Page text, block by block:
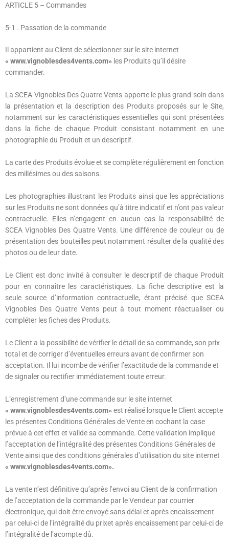
ARTICLE 5 – Commandes
5-1 . Passation de la commande
Il appartient au Client de sélectionner sur le site internet
« www.vignoblesdes4vents.com» les Produits qu’il désire
commander.
La SCEA Vignobles Des Quatre Vents apporte le plus grand soin dans
la présentation et la description des Produits proposés sur le Site,
notamment sur les caractéristiques essentielles qui sont présentées
dans la fiche de chaque Produit consistant notamment en une
photographie du Produit et un descriptif.
La carte des Produits évolue et se complète régulièrement en fonction
des millésimes ou des saisons.
Les photographies illustrant les Produits ainsi que les appréciations
sur les Produits ne sont données qu’à titre indicatif et n’ont pas valeur
contractuelle. Elles n’engagent en aucun cas la responsabilité de
SCEA Vignobles Des Quatre Vents. Une différence de couleur ou de
présentation des bouteilles peut notamment résulter de la qualité des
photos ou de leur date.
Le Client est donc invité à consulter le descriptif de chaque Produit
pour en connaître les caractéristiques. La fiche descriptive est la
seule source d’information contractuelle, étant précisé que SCEA
Vignobles Des Quatre Vents peut à tout moment réactualiser ou
compléter les fiches des Produits.
Le Client a la possibilité de vérifier le détail de sa commande, son prix
total et de corriger d’éventuelles erreurs avant de confirmer son
acceptation. Il lui incombe de vérifier l’exactitude de la commande et
de signaler ou rectifier immédiatement toute erreur.
L’enregistrement d’une commande sur le site internet
« www.vignoblesdes4vents.com»est réalisé lorsque le Client accepte
les présentes Conditions Générales de Vente en cochant la case
prévue à cet effet et valide sa commande. Cette validation implique
l’acceptation de l’intégralité des présentes Conditions Générales de
Vente ainsi que des conditions générales d’utilisation du site internet
« www.vignoblesdes4vents.com».
La vente n’est définitive qu’après l’envoi au Client de la confirmation
de l’acceptation de la commande par le Vendeur par courrier
électronique, qui doit être envoyé sans délai et après encaissement
par celui-ci de l’intégralité du prixet après encaissement par celui-ci de
l’intégralité de l’acompte dû.